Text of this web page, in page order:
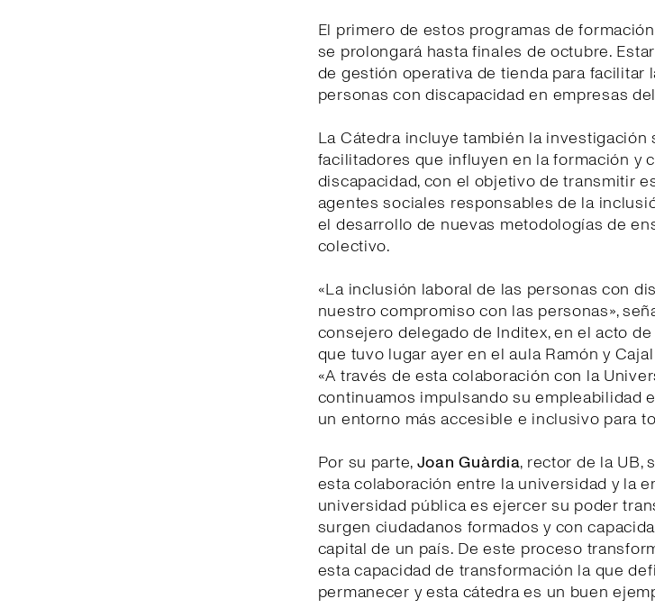
El primero de estos programas de
se prolongará hasta finales de octubre.
de gestión operativa de tienda para facilitar
personas con discapacidad en empresas
La Cátedra incluye también la
facilitadores que influyen en la formación y
discapacidad, con el objetivo de transmitir
agentes sociales responsables de la
el desarrollo de nuevas metodologías de
colectivo.
«La inclusión laboral de las personas con
nuestro compromiso con las personas»,
consejero delegado de Inditex, en el acto
que tuvo lugar ayer en el aula Ramón y
«A través de esta colaboración con la
continuamos impulsando su empleabilidad
un entorno más accesible e inclusivo para
Por su parte, Joan Guàrdia, rector de la UB,
esta colaboración entre la universidad y la
universidad pública es ejercer su poder
surgen ciudadanos formados y con
capital de un país. De este proceso
esta capacidad de transformación la que
permanecer y esta cátedra es un buen